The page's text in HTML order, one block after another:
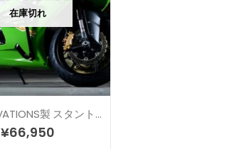
在庫切れ
SICK INNOVATIONS製 スタントケージ
¥66,950